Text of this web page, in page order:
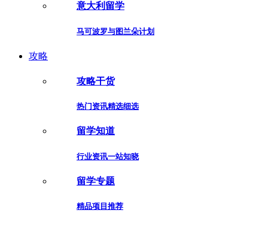
意大利留学
马可波罗与图兰朵计划
攻略
攻略干货
热门资讯精选细选
留学知道
行业资讯一站知晓
留学专题
精品项目推荐